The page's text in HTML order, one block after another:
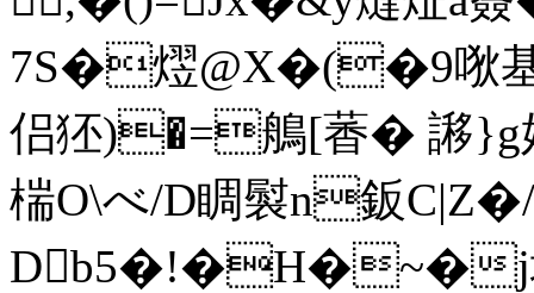
7S�熤@X�(�9唙基
侣狉)�=鵃[萫� 謻}g
椯O\べ/D睭褽n鈑
Db5�!�H�~�j